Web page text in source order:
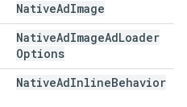
NativeAdImage
NativeAdImageAdLoader
Options
NativeAdInlineBehavior